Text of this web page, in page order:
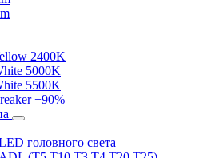
2400K
5000K
5500K
+90%
головного света